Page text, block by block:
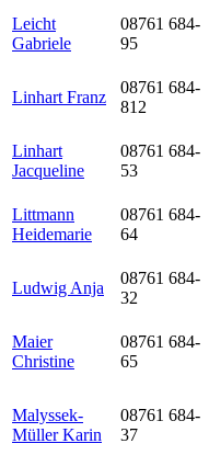
Leicht
Gabriele
08761 684-
95
Linhart Franz
08761 684-
812
Linhart
Jacqueline
08761 684-
53
Littmann
Heidemarie
08761 684-
64
Ludwig Anja
08761 684-
32
Maier
Christine
08761 684-
65
Malyssek-
Müller Karin
08761 684-
37